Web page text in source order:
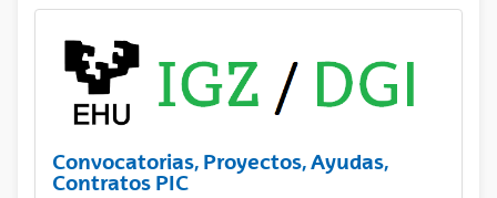
Convocatorias, Proyectos, Ayudas,
Contratos PIC